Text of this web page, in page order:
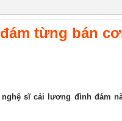
từng bán
sĩ cải lương đình đám